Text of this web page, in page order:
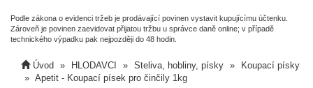
Podle zákona o evidenci tržeb je prodávající povinen vystavit kupujícímu účtenku.
Zároveň je povinen zaevidovat přijatou tržbu u správce daně online; v případě
technického výpadku pak nejpozději do 48 hodin.
Úvod HLODAVCI Steliva, hobliny, písky
Koupací písky
Apetit - Koupací písek pro činčily 1kg